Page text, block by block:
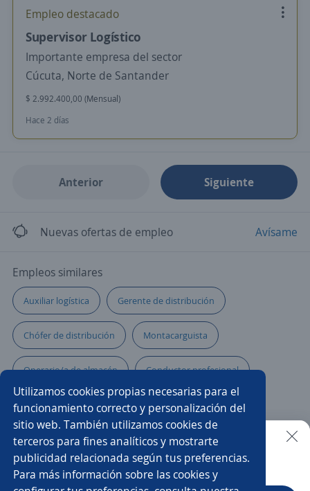
Utilizamos cookies propias necesarias para el
funcionamiento correcto y personalización del
sitio web. También utilizamos cookies de
terceros para fines analíticos y mostrarte
publicidad relacionada según tus preferencias.
Para más información sobre las cookies y
Empleo destacado
Supervisor Logístico
Importante empresa del sector
Cúcuta, Norte de Santander
$ 2.992.400,00 (Mensual)
Hace 2 días
Anterior Siguiente
Nuevas ofertas de empleo Avísame
Empleos similares
Auxiliar logística Gerente de distribución
Chófer de distribución Montacarguista
Operario/a de almacén Conductor profesional
Conductor Auxiliar de almacenista
Montacarguista almacenista Ayudante de chófer reparto
Conductor/a Asistente/a de importaciones
Buscar es más fácil en la app